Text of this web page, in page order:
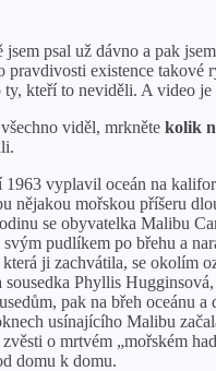
jsem psal už dávno a pak
pravdivosti existence takové
ty, kteří to neviděli. A video
viděl, mrkněte kolik
1963 vyplavil oceán na
nějakou mořskou příšeru
se obyvatelka Malibu
svým pudlíkem po břehu a
ji zachvátila, se okolím
Phyllis
pak na břeh oceánu
usínajícího Malibu
o mrtvém „mořském
domu k domu.